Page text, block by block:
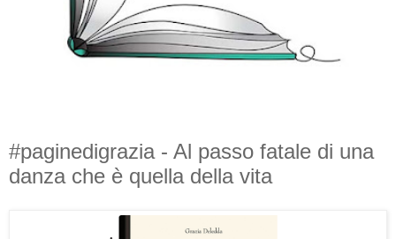
#paginedigrazia - Al passo fatale di una
danza che è quella della vita